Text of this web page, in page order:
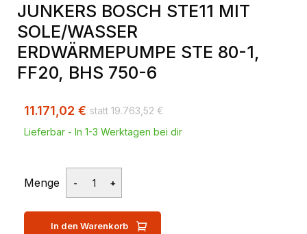
JUNKERS BOSCH STE11 MIT
SOLE/WASSER
ERDWÄRMEPUMPE STE 80-1,
FF20, BHS 750-6
19.763,52 €
11.171,02 €
Lieferbar - In 1-3 Werktagen bei dir
Menge
In den Warenkorb